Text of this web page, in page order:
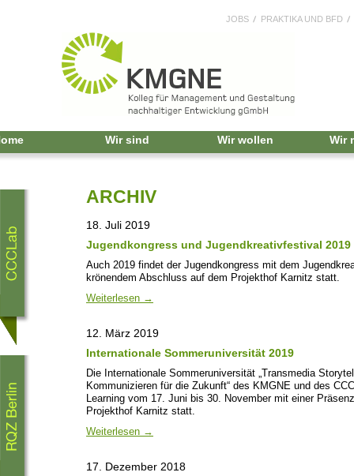
JOBS PRAKTIKA UND BFD
Wir sind Wir wollen Wir
ARCHIV
18. Juli 2019
Jugendkongress und Jugendkreativfestival 2019
Auch 2019 findet der Jugendkongress mit dem
krönendem Abschluss auf dem Projekthof Karnitz statt.
Weiterlesen →
12. März 2019
Internationale Sommeruniversität 2019
Die Internationale Sommeruniversität „Transmedia
Kommunizieren für die Zukunft“ des KMGNE und des
Learning vom 17. Juni bis 30. November mit einer
Projekthof Karnitz statt.
Weiterlesen →
17. Dezember 2018